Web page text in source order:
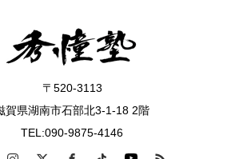
〒520-3113
賀県湖南市石部北3-1-18 2階
TEL:090-9875-4146